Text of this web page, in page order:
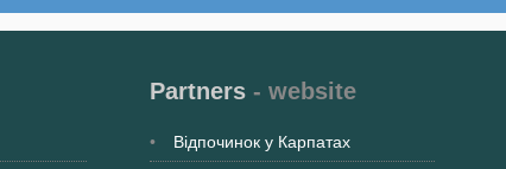
Partners - website
Відпочинок у Карпатах